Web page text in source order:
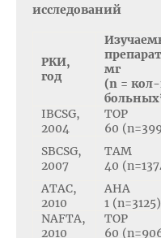
исследований
РКИ,
год
мг
(n =
IBCSG,
2004
ТОР
60
SBCSG,
2007
ТАМ
40
ATAC,
2010
АНА
1 (n=3125)
NAFTA,
2010
ТОР
60